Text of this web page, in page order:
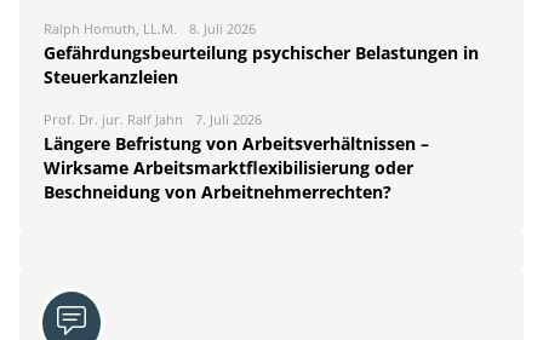
Ralph Homuth, LL.M. 8. Juli 2026
Gefährdungsbeurteilung psychischer Belastungen in
Steuerkanzleien
Prof. Dr. jur. Ralf Jahn 7. Juli 2026
Längere Befristung von Arbeitsverhältnissen –
Wirksame Arbeitsmarktflexibilisierung oder
Beschneidung von Arbeitnehmerrechten?